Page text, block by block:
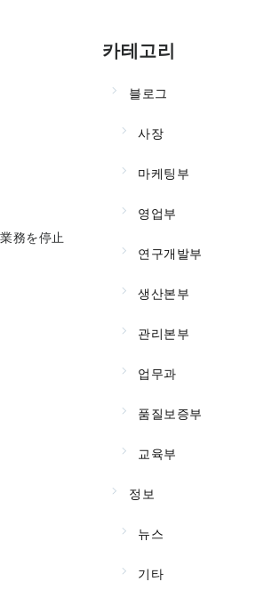
務を停止
카테고리
블로그
사장
마케팅부
영업부
연구개발부
생산본부
관리본부
업무과
품질보증부
교육부
정보
뉴스
기타